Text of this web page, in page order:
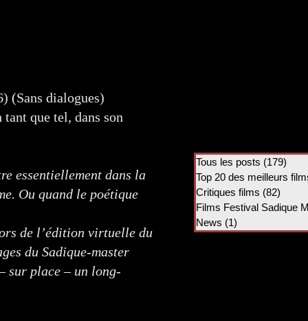
(Sans dialogues)
que tel, dans son
essentiellement dans la
Ou quand le poétique
de l’édition virtuelle du
du Sadique-master
sur place – un long-
Tous les posts (179)
Top 20 des meilleurs
Critiques films (82)
Films Festival Sadique
News (1)